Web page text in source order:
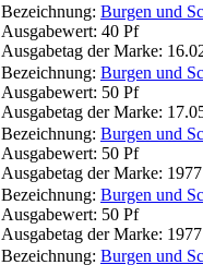
Bezeichnung: Burgen und
Ausgabewert: 40 Pf
Ausgabetag der Marke:
Bezeichnung: Burgen und
Ausgabewert: 50 Pf
Ausgabetag der Marke:
Bezeichnung: Burgen und
Ausgabewert: 50 Pf
Ausgabetag der Marke: 1977
Bezeichnung: Burgen und
Ausgabewert: 50 Pf
Ausgabetag der Marke: 1977
Bezeichnung: Burgen und